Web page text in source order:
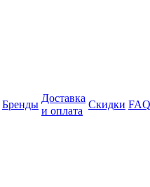
Бренды
Доставка
и оплата
Скидки FAQ